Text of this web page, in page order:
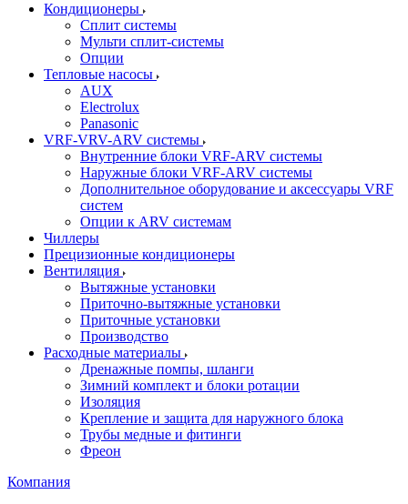
Кондиционеры
Сплит системы
Мульти сплит-системы
Опции
Тепловые насосы
AUX
Electrolux
Panasonic
VRF-VRV-ARV системы
Внутренние блоки VRF-ARV системы
Наружные блоки VRF-ARV системы
Дополнительное оборудование и аксессуары VRF
систем
Опции к ARV системам
Чиллеры
Прецизионные кондиционеры
Вентиляция
Вытяжные установки
Приточно-вытяжные установки
Приточные установки
Производство
Расходные материалы
Дренажные помпы, шланги
Зимний комплект и блоки ротации
Изоляция
Крепление и защита для наружного блока
Трубы медные и фитинги
Фреон
Компания